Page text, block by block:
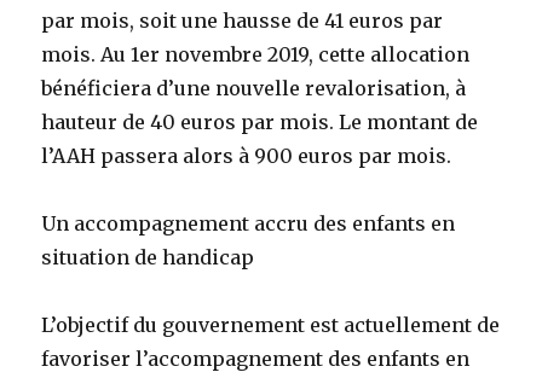
par mois, soit une hausse de 41 euros par
mois. Au 1er novembre 2019, cette allocation
bénéficiera d’une nouvelle revalorisation, à
hauteur de 40 euros par mois. Le montant de
l’AAH passera alors à 900 euros par mois.
Un accompagnement accru des enfants en
situation de handicap
L’objectif du gouvernement est actuellement de
favoriser l’accompagnement des enfants en